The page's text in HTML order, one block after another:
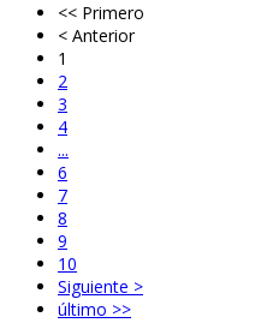
<< Primero
< Anterior
1
2
3
4
...
6
7
8
9
10
Siguiente >
último >>